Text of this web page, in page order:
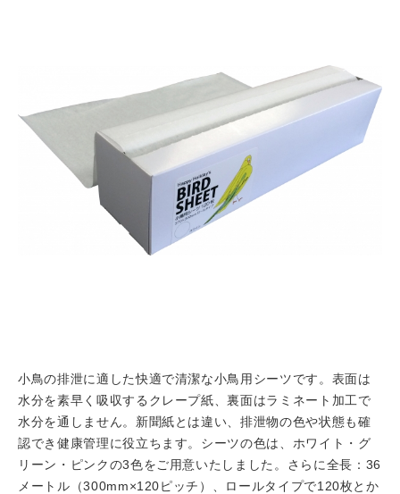
小鳥の排泄に適した快適で清潔な小鳥用シーツです。表面は
水分を素早く吸収するクレープ紙、裏面はラミネート加工で
水分を通しません。新聞紙とは違い、排泄物の色や状態も確
認でき健康管理に役立ちます。シーツの色は、ホワイト・グ
リーン・ピンクの3色をご用意いたしました。さらに全長：36
メートル（300mm×120ピッチ）、ロールタイプで120枚とか